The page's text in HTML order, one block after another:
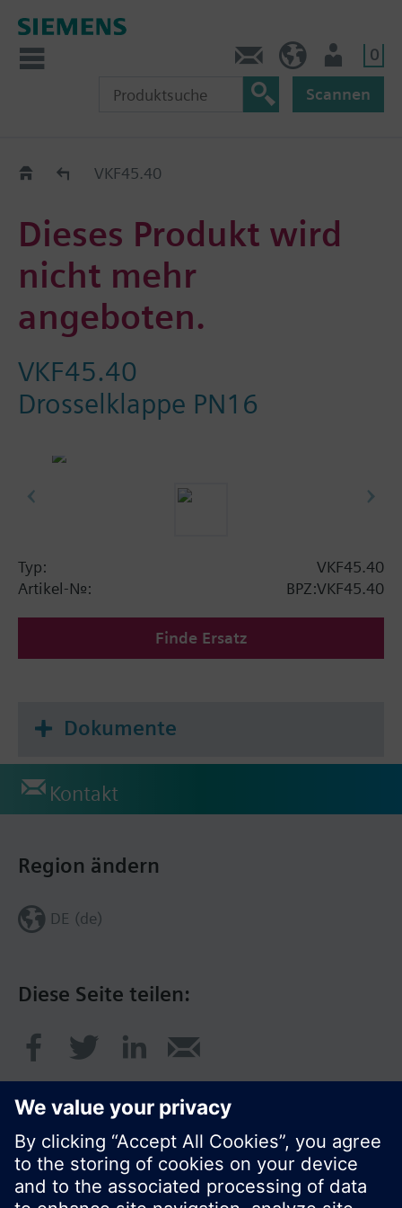
0
Scannen
Old2NewVKF45.40
Dieses Produkt wird
nicht mehr
angeboten.
VKF45.40
Drosselklappe PN16
Typ:
VKF45.40
Artikel-Nr.:
BPZ:VKF45.40
Finde Ersatz
Dokumente
Kontakt
Diese Seite teilen:
Region ändern
DE (de)